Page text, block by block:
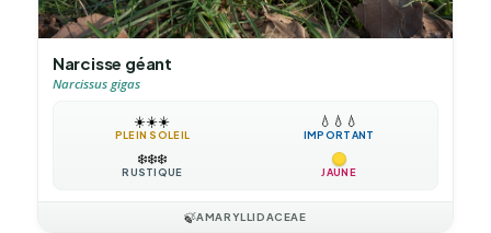
Narcisse géant
Narcissus gigas
☀️☀️☀️
PLEIN SOLEIL
💧 💧 💧
IMPORTANT
❄️❄️❄️
RUSTIQUE JAUNE
🍃AMARYLLIDACEAE